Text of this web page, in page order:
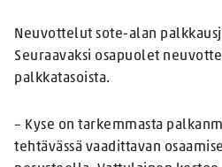
Neuvottelut sote-alan
Seuraavaksi osapuolet
palkkatasoista.
– Kyse on tarkemmasta
tehtävässä vaadittavan